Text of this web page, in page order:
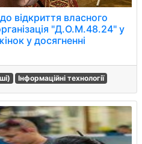
відкриття власного
"Д.О.М.48.24" у
у досягненні
Інформаційні технології